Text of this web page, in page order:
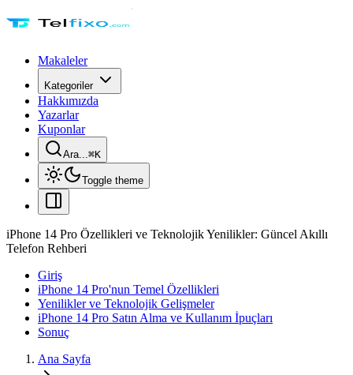
Makaleler
Kategoriler
Hakkımızda
Yazarlar
Kuponlar
Ara...⌘K
Toggle theme
iPhone 14 Pro Özellikleri ve Teknolojik Yenilikler: Güncel Akıllı
Telefon Rehberi
Giriş
iPhone 14 Pro'nun Temel Özellikleri
Yenilikler ve Teknolojik Gelişmeler
iPhone 14 Pro Satın Alma ve Kullanım İpuçları
Sonuç
Ana Sayfa